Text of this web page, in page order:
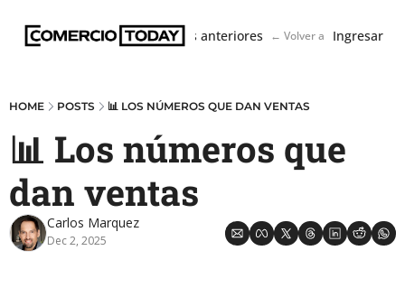
Boletín Ediciones anteriores ← Volver a Ingresar
HOME POSTS 📊 LOS NÚMEROS QUE DAN VENTAS
📊 Los números que
dan ventas
Carlos Marquez
Dec 2, 2025